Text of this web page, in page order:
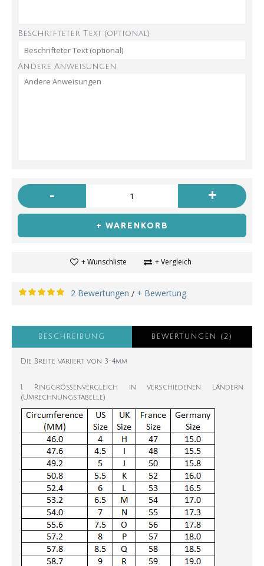
Beschrifteter Text (optional)
Andere Anweisungen
- +
+ WARENKORB
+ Wunschliste + Vergleich
2 Bewertungen / + Bewertung
BESCHREIBUNG BEWERTUNGEN (2)
Die Breite variiert von 3-4mm
1. Ringgrößenvergleich in verschiedenen Ländern
(Umrechnungstabelle)